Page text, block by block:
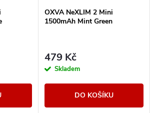
OXVA NeXLIM 2 Mini
1500mAh Mint Green
479 Kč
Skladem
DO KOŠÍKU